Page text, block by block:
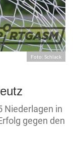
Foto: Schlack
Niederlagen in
gegen den